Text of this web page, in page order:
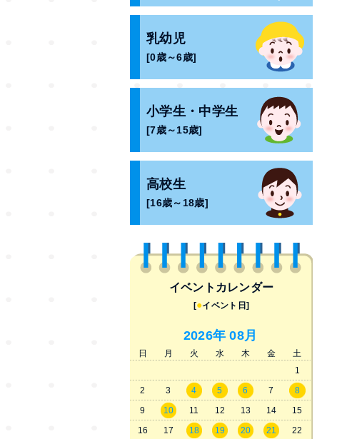
乳幼児
[0歳～6歳]
小学生・中学生
[7歳～15歳]
高校生
[16歳～18歳]
イベントカレンダー
[●イベント日]
2026年 08月
日 月 火 水 木 金
土
1
2
3 4 5 6 7
8
9
10 11 12 13 14
15
16
17 18 19 20 21
22